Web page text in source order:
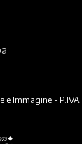
Immagine -